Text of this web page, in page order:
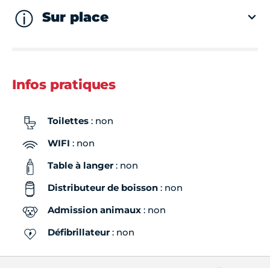
Sur place
Infos pratiques
Toilettes : non
WIFI : non
Table à langer: non
Distributeur de boisson : non
Admission animaux : non
Défibrillateur: non